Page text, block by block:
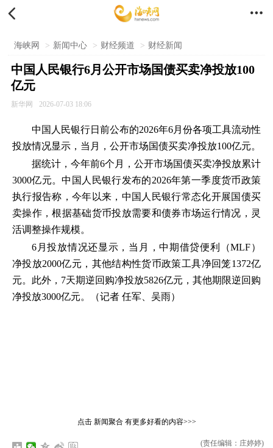
 
海峡网 > 新闻中心 > 财经频道 > 财经新闻
中国人民银行6月公开市场国债买卖净投放100
亿元
新华网 2026-07-03 18:06
中国人民银行日前公布的2026年6月份各项工具流动性
投放情况显示，当月，公开市场国债买卖净投放100亿元。
据统计，今年前6个月，公开市场国债买卖净投放累计
3000亿元。中国人民银行发布的2026年第一季度货币政策
执行报告称，今年以来，中国人民银行常态化开展国债买
卖操作，根据基础货币投放需要和债券市场运行情况，灵
活调整操作规模。
6月投放情况还显示，当月，中期借贷便利（MLF）
净投放2000亿元，其他结构性货币政策工具净回笼1372亿
元。此外，7天期逆回购净投放5826亿元，其他期限逆回购
净投放3000亿元。（记者 任军、吴雨）
点击 新闻聚合有更多好看的内容>>>
(责任编辑：庄婷婷)